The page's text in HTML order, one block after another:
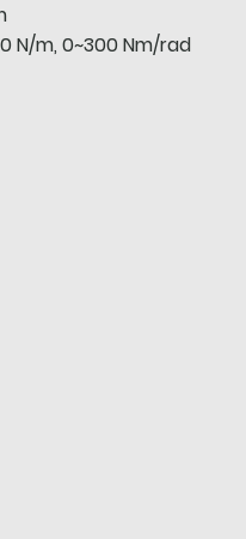
N/m, 0~300 Nm/rad